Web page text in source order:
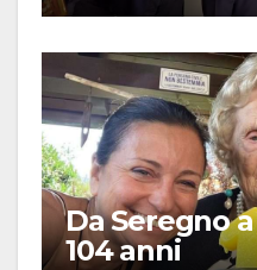
Da Seregno
104 anni